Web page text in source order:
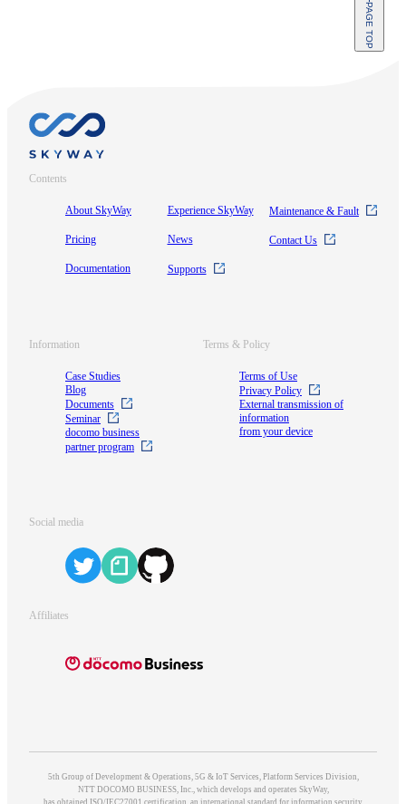
PAGE TOP
Contents
About SkyWay
Pricing
Documentation
Experience SkyWay
News
Supports
Maintenance & Fault
Contact Us
Information
Case Studies
Blog
Documents
Seminar
docomo business
partner program
Terms & Policy
Terms of Use
Privacy Policy
External transmission of
information
from your device
Social media
Affiliates
5th Group of Development & Operations, 5G & IoT Services, Platform Services Division,
NTT DOCOMO BUSINESS, Inc., which develops and operates SkyWay,
has obtained ISO/IEC27001 certification, an international standard for information security